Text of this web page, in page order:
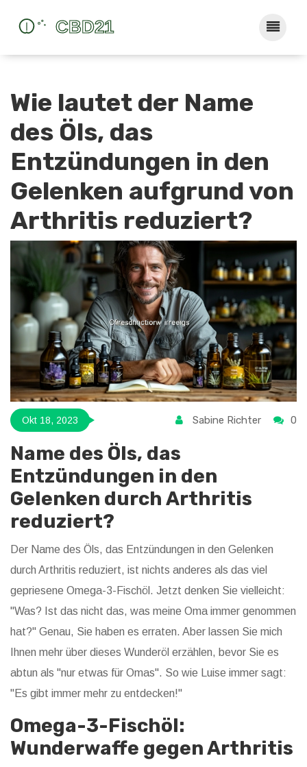
Wie lautet der Name
des Öls, das
Entzündungen in den
Gelenken aufgrund von
Arthritis reduziert?
Okt 18, 2023 Sabine Richter 0
Name des Öls, das
Entzündungen in den
Gelenken durch Arthritis
reduziert?
Der Name des Öls, das Entzündungen in den Gelenken
durch Arthritis reduziert, ist nichts anderes als das viel
gepriesene Omega-3-Fischöl. Jetzt denken Sie vielleicht:
"Was? Ist das nicht das, was meine Oma immer genommen
hat?" Genau, Sie haben es erraten. Aber lassen Sie mich
Ihnen mehr über dieses Wunderöl erzählen, bevor Sie es
abtun als "nur etwas für Omas". So wie Luise immer sagt:
"Es gibt immer mehr zu entdecken!"
Omega-3-Fischöl:
Wunderwaffe gegen Arthritis